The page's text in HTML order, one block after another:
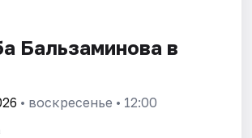
Бальзаминова в
• воскресенье • 12:00